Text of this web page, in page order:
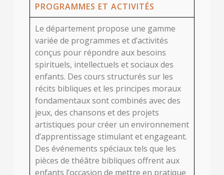
PROGRAMMES ET ACTIVITÉS
Le département propose une gamme
variée de programmes et d’activités
conçus pour répondre aux besoins
spirituels, intellectuels et sociaux des
enfants. Des cours structurés sur les
récits bibliques et les principes moraux
fondamentaux sont combinés avec des
jeux, des chansons et des projets
artistiques pour créer un environnement
d’apprentissage stimulant et engageant.
Des événements spéciaux tels que les
pièces de théâtre bibliques offrent aux
enfants l’occasion de mettre en pratique